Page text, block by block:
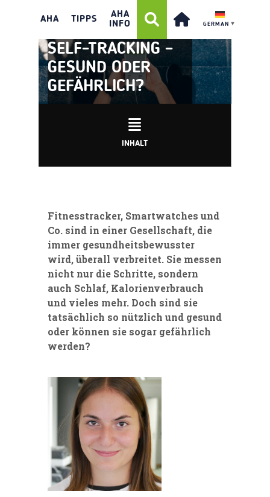
AHA TIPPS
AHA
INFO
GERMAN ▼
SELF-TRACKING –
GESUND ODER
GEFÄHRLICH?
INHALT
Fitnesstracker, Smartwatches und
Co. sind in einer Gesellschaft, die
immer gesundheitsbewusster
wird, überall verbreitet. Sie messen
nicht nur die Schritte, sondern
auch Schlaf, Kalorienverbrauch
und vieles mehr. Doch sind sie
tatsächlich so nützlich und gesund
oder können sie sogar gefährlich
werden?